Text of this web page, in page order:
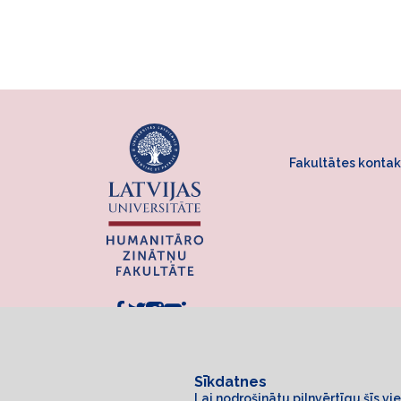
Fakultātes
Sīkdatnes